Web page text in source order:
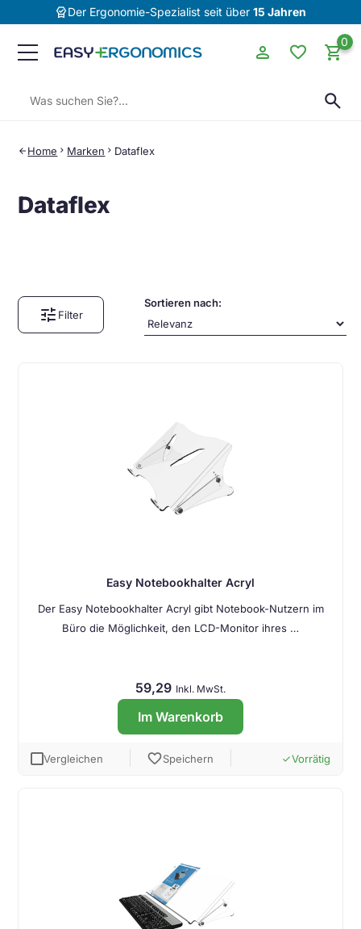
editor_choiceDer Ergonomie-Spezialist seit über 15 Jahren
search
person favorite 0
shopping_cart
arrow_back Home chevron_right Marken chevron_right Dataflex
Dataflex
tune Filter
Sortieren nach:
Easy Notebookhalter Acryl
Der Easy Notebookhalter Acryl gibt Notebook-Nutzern im
Büro die Möglichkeit, den LCD-Monitor ihres …
59,29 Inkl. MwSt.
Im Warenkorb
Vergleichen favoriteSpeichern doneVorrätig